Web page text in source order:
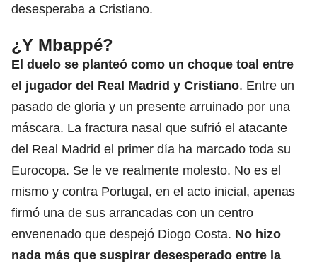
desesperaba a Cristiano.
¿Y Mbappé?
El duelo se planteó como un choque toal entre
el jugador del Real Madrid y Cristiano. Entre un
pasado de gloria y un presente arruinado por una
máscara. La fractura nasal que sufrió el atacante
del Real Madrid el primer día ha marcado toda su
Eurocopa. Se le ve realmente molesto. No es el
mismo y contra Portugal, en el acto inicial, apenas
firmó una de sus arrancadas con un centro
envenenado que despejó Diogo Costa. No hizo
nada más que suspirar desesperado entre la